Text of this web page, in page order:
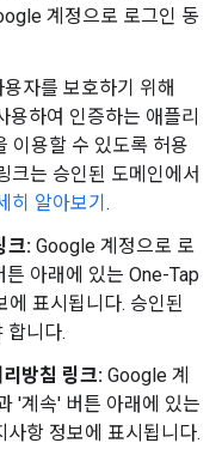
계정으로 로그인 동
자를 보호하기 위해
하여 인증하는 애플리
이용할 수 있도록 허용
크는 승인된 도메인에서
히 알아보기 .
크: Google 계정으로 로
아래에 있는 One-Tap
에 표시됩니다. 승인된
합니다.
방침 링크: Google 계
'계속' 버튼 아래에 있는
항 정보에 표시됩니다.